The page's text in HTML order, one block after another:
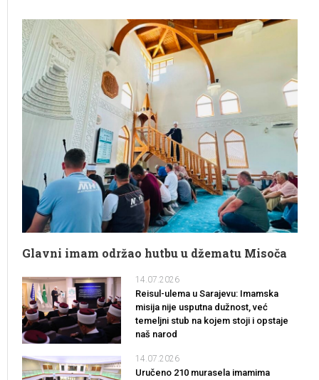
Glavni imam održao hutbu u džematu Misoča
14.07.2026
Reisul-ulema u Sarajevu: Imamska
misija nije usputna dužnost, već
temeljni stub na kojem stoji i opstaje
naš narod
14.07.2026
Uručeno 210 murasela imamima